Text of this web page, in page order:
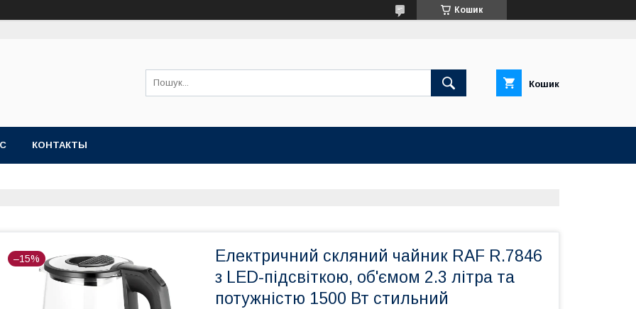
Кошик
Кошик
КОНТАКТЫ
–15%
Електричний скляний чайник RAF R.7846
з LED-підсвіткою, об'ємом 2.3 літра та
потужністю 1500 Вт стильний